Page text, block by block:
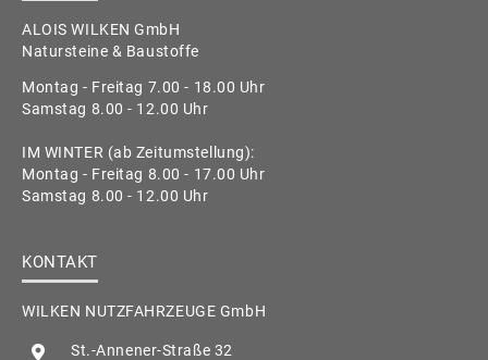
ALOIS WILKEN GmbH
Natursteine & Baustoffe
Montag - Freitag 7.00 - 18.00 Uhr
Samstag 8.00 - 12.00 Uhr
IM WINTER (ab Zeitumstellung):
Montag - Freitag 8.00 - 17.00 Uhr
Samstag 8.00 - 12.00 Uhr
KONTAKT
WILKEN NUTZFAHRZEUGE GmbH
St.-Annener-Straße 32